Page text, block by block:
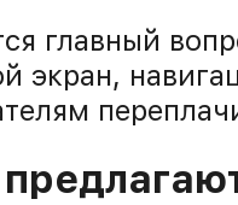
главный
экран,